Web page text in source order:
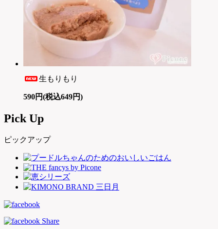
生もりもり
590円(税込649円)
Pick Up
ピックアップ